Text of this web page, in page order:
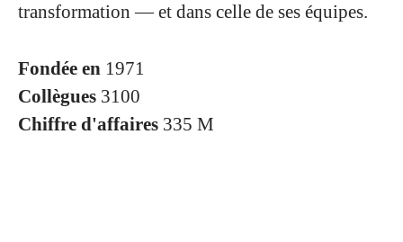
transformation — et dans celle de ses équipes.
Fondée en 1971
Collègues 3100
Chiffre d'affaires 335 M